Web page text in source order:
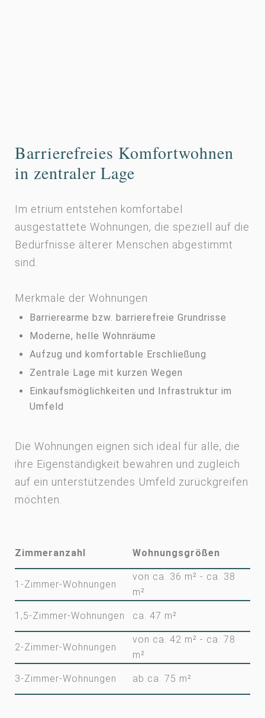
Barrierefreies Komfortwohnen
in zentraler Lage
Im etrium entstehen komfortabel
ausgestattete Wohnungen, die speziell auf die
Bedürfnisse älterer Menschen abgestimmt
sind.
Merkmale der Wohnungen
Barrierearme bzw. barrierefreie Grundrisse
Moderne, helle Wohnräume
Aufzug und komfortable Erschließung
Zentrale Lage mit kurzen Wegen
Einkaufsmöglichkeiten und Infrastruktur im
Umfeld
Die Wohnungen eignen sich ideal für alle, die
ihre Eigenständigkeit bewahren und zugleich
auf ein unterstützendes Umfeld zurückgreifen
möchten.
Zimmeranzahl Wohnungsgrößen
1-Zimmer-Wohnungen
von ca. 36 m² - ­ca. 38
m²
1,5-Zimmer-Wohnungen ca. 47 m²
2-Zimmer-Wohnungen
von ca. 42 m² - ­ca. 78
m²
3-Zimmer-Wohnungen ab ca. 75 m²